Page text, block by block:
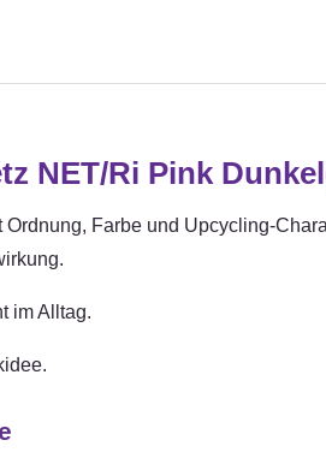
NET/Ri Pink
Ordnung, Farbe und Upcycling-
im Alltag.